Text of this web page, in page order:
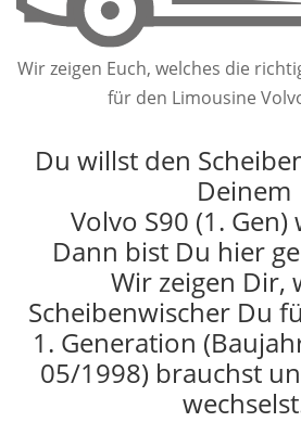
Wir zeigen Euch, welches die
für den Limousine
Du willst den
Deinem
Volvo S90 (1. Gen)
Dann bist Du hier
Wir zeigen Dir,
Scheibenwischer Du
1. Generation
05/1998) brauchst